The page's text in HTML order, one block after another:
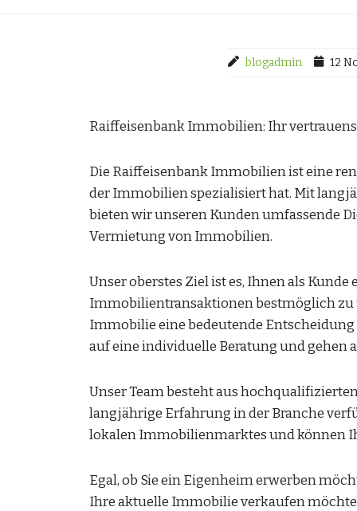
blogadmin 12
Raiffeisenbank Immobilien: Ihr
Die Raiffeisenbank Immobilien ist eine
der Immobilien spezialisiert hat. Mit
bieten wir unseren Kunden umfassende
Vermietung von Immobilien.
Unser oberstes Ziel ist es, Ihnen als
Immobilientransaktionen bestmöglich zu
Immobilie eine bedeutende
auf eine individuelle Beratung und gehen
Unser Team besteht aus
langjährige Erfahrung in der Branche
lokalen Immobilienmarktes und können
Egal, ob Sie ein Eigenheim erwerben
Ihre aktuelle Immobilie verkaufen